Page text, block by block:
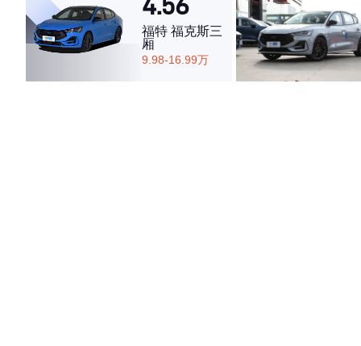
福特 福克斯三
厢
9.98-16.99万